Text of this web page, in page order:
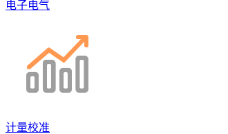
电子电气
计量校准